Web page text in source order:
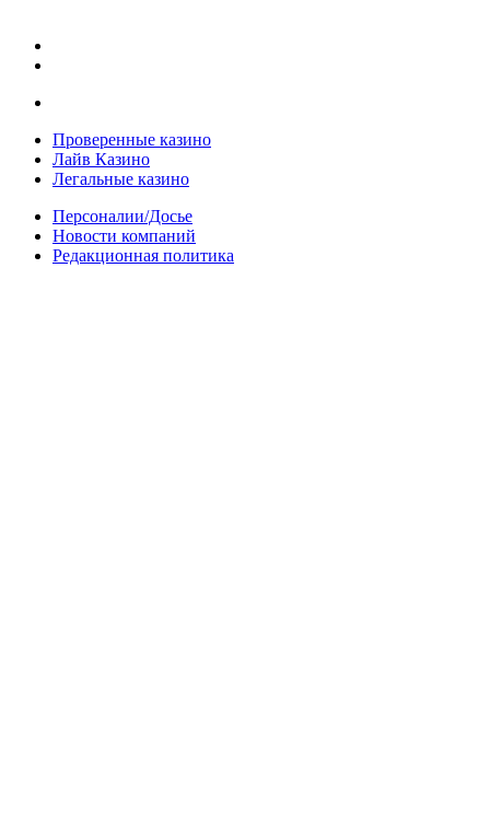
Проверенные казино
Лайв Казино
Легальные казино
Персоналии/Досье
Новости компаний
Редакционная политика